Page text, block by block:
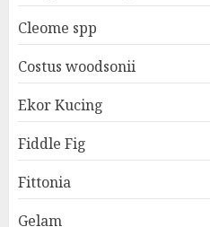
Cleome spp
Costus woodsonii
Ekor Kucing
Fiddle Fig
Fittonia
Gelam